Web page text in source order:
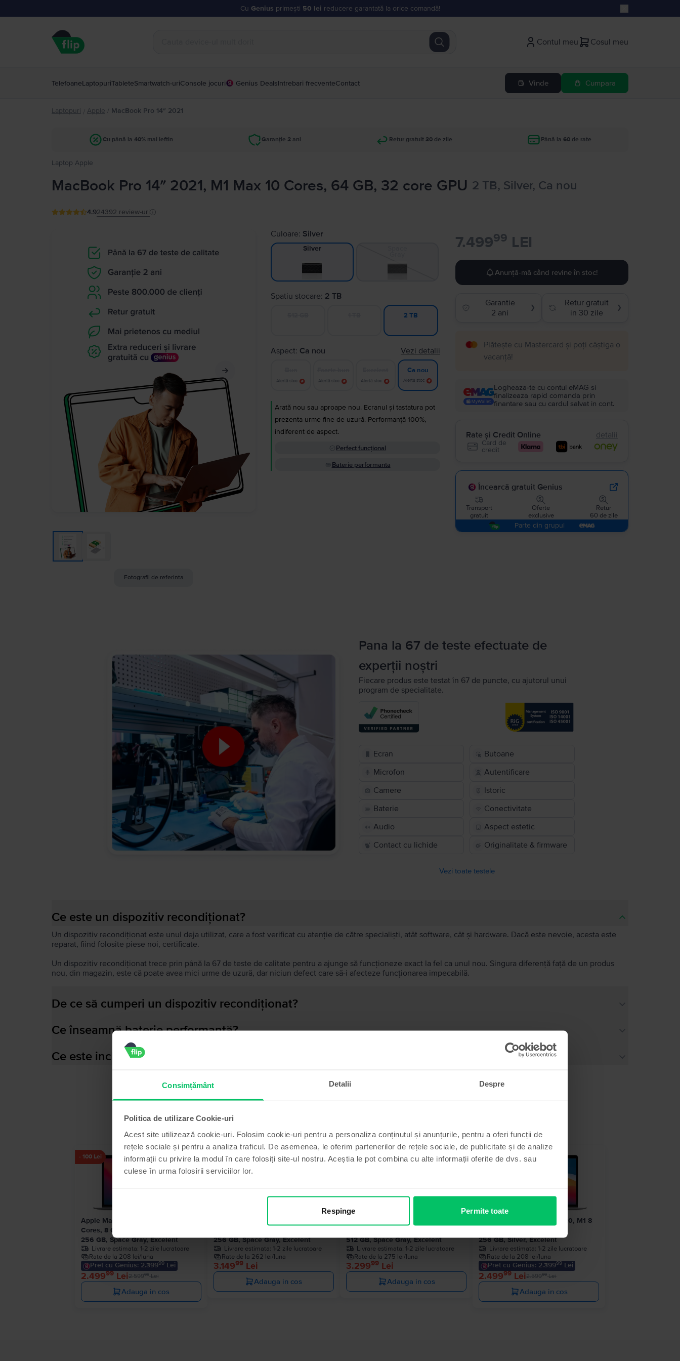
Consimțământ Detalii Despre
Politica de utilizare Cookie-uri
Acest site utilizează cookie-uri. Folosim cookie-uri pentru a personaliza conținutul și anunțurile, pentru a oferi funcții de
rețele sociale și pentru a analiza traficul. De asemenea, le oferim partenerilor de rețele sociale, de publicitate și de analize
informații cu privire la modul în care folosiți site-ul nostru. Aceștia le pot combina cu alte informații oferite de dvs. sau
culese în urma folosirii serviciilor lor.
Respinge Permite toate
Cu Genius primești 50 lei reducere garantată la orice comandă!
Contul meu Cosul meu
TelefoaneLaptopuriTableteSmartwatch-uriConsole jocuri Genius DealsIntrebari frecventeContact Vinde Cumpara
Laptopuri / Apple / MacBook Pro 14″ 2021
Cu până la 40% mai ieftin Garanție 2 ani Retur gratuit 30 de zile Până la 60 de rate
Laptop Apple
MacBook Pro 14″ 2021, M1 Max 10 Cores, 64 GB, 32 core GPU 2 TB, Silver, Ca nou
4.924392 review-uri
Fotografii de referinta
Culoare: Silver
Silver
Spatiu stocare: 2 TB
2 TB
Aspect: Ca nou Vezi detalii
Alertă stoc Alertă stoc Alertă stoc
Ca nou
Alertă stoc
Arată nou sau aproape nou. Ecranul și tastatura pot
prezenta urme fine de uzură. Performanță 100%,
indiferent de aspect.
Perfect funcțional
Baterie performanta
7.49999 LEI
Anunță-mă când revine în stoc!
Garantie
2 ani
❯
Retur gratuit
in 30 zile
❯
Plătește cu Mastercard și poți câștiga o
vacanță!
Logheaza-te cu contul eMAG si
finalizeaza rapid comanda prin
finantare sau cu cardul salvat in cont.
Rate și Credit Online detalii
Card de
credit
Încearcă gratuit Genius
Transport
gratuit
Oferte
exclusive
Retur
60 de zile
Parte din grupul
Pana la 67 de teste efectuate de
experții noștri
Fiecare produs este testat în 67 de puncte, cu ajutorul unui
program de specialitate.
Ecran
Butoane
Microfon
Autentificare
Camere
Istoric
Baterie
Conectivitate
Audio
Aspect estetic
Contact cu lichide
Originalitate & firmware
Vezi toate testele
Ce este un dispozitiv recondiționat?
Un dispozitiv recondiționat este unul deja utilizat, care a fost verificat cu atenție de către specialiști, atât software, cât și hardware. Dacă este nevoie, acesta este
reparat, fiind folosite piese noi, certificate.
Un dispozitiv recondiționat trece prin până la 67 de teste de calitate pentru a ajunge să funcționeze exact la fel ca unul nou. Singura diferență față de un produs
nou, din magazin, este că poate avea mici urme de uzură, dar niciun defect care să-i afecteze funcționarea impecabilă.
De ce să cumperi un dispozitiv recondiționat?
Ce înseamnă baterie performantă?
Ce este inclus în cutia dispozitivului?
- 100 Lei
Apple MacBook Air 13″ 2020, M1 8
Cores, 8 GB, 7 core GPU
256 GB, Space Gray, Excelent
Livrare estimata: 1-2 zile lucratoare
Rate de la 208 lei/luna
Pret cu Genius: 2.39999Lei
2.49999Lei2.59999Lei
Adauga in cos
256 GB, Space Gray, Excelent
Livrare estimata: 1-2 zile lucratoare
Rate de la 262 lei/luna
3.14999Lei
Adauga in cos
512 GB, Space Gray, Excelent
Livrare estimata: 1-2 zile lucratoare
Rate de la 275 lei/luna
3.29999 Lei
Adauga in cos
- 100 Lei
Apple MacBook Air 13″ 2020, M1 8
256 GB, Silver, Excelent
Livrare estimata: 1-2 zile lucratoare
Rate de la 208 lei/luna
Pret cu Genius: 2.39999 Lei
2.49999 Lei2.59999Lei
Adauga in cos